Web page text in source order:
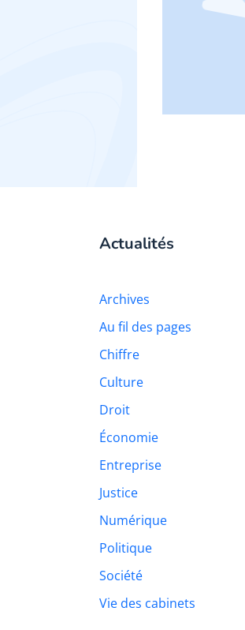
Actualités
Archives
Au fil des pages
Chiffre
Culture
Droit
Économie
Entreprise
Justice
Numérique
Politique
Société
Vie des cabinets